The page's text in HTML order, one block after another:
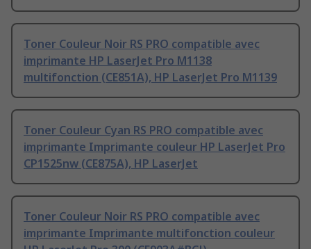
Toner Couleur Noir RS PRO compatible avec
imprimante HP LaserJet Pro M1138
multifonction (CE851A), HP LaserJet Pro M1139
Toner Couleur Cyan RS PRO compatible avec
imprimante Imprimante couleur HP LaserJet Pro
CP1525nw (CE875A), HP LaserJet
Toner Couleur Noir RS PRO compatible avec
imprimante Imprimante multifonction couleur